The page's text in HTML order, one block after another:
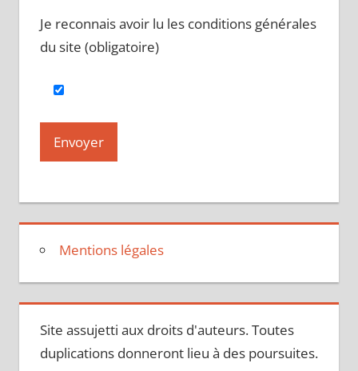
Je reconnais avoir lu les conditions générales
du site (obligatoire)
Mentions légales
Site assujetti aux droits d'auteurs. Toutes
duplications donneront lieu à des poursuites.